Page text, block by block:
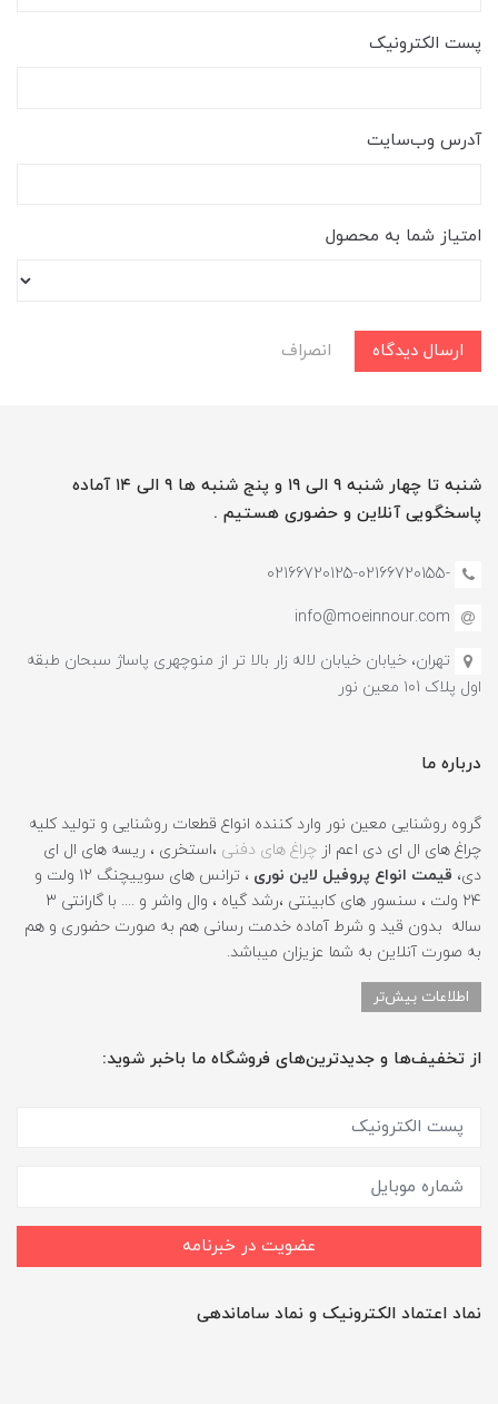
پست الکترونیک
آدرس وب‌سایت
امتیاز شما به محصول
ارسال دیدگاه انصراف
شنبه تا چهار شنبه ۹ الی ۱۹ و پنج شنبه ها ۹ الی ۱۴ آماده
پاسخگویی آنلاین و حضوری هستیم .
-02166720125-02166720155
info@moeinnour.com
تهران، خیابان خیابان لاله زار بالا تر از منوچهری پاساژ سبحان طبقه
اول پلاک ۱۰1 معین نور
درباره ما
گروه روشنایی معین نور وارد کننده انواع قطعات روشنایی و تولید کلیه
چراغ های ال ای دی اعم از چراغ های دفنی ،استخری ، ریسه های ال ای
دی، قیمت انواع پروفیل لاین نوری
، ترانس های سوییچنگ ۱۲ ولت و
۲۴ ولت ، سنسور های کابینتی ،رشد گیاه ، وال واشر و .... با گارانتی ۳
ساله بدون قید و شرط آماده خدمت رسانی هم به صورت حضوری و هم
به صورت آنلاین به شما عزیزان میباشد.
اطلاعات بیش‌تر
از تخفیف‌ها و جدیدترین‌های فروشگاه ما باخبر شوید:
عضویت در خبرنامه
نماد اعتماد الکترونیک و نماد ساماندهی